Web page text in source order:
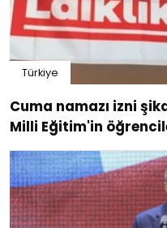
Türkiye
Cuma namazı izni
Milli Eğitim'in
ihlali iddiasıyla